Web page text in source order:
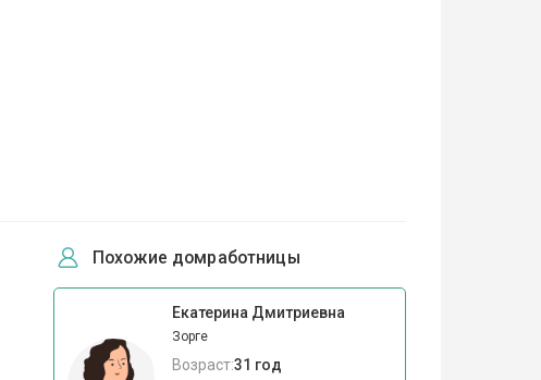
Похожие домработницы
Екатерина Дмитриевна
Зорге
Возраст:31 год